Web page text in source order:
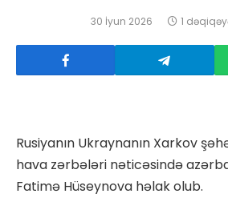
30 İyun 2026 1
Rusiyanın Ukraynanın Xarkov
hava zərbələri nəticəsində
Fatimə Hüseynova həlak olub.